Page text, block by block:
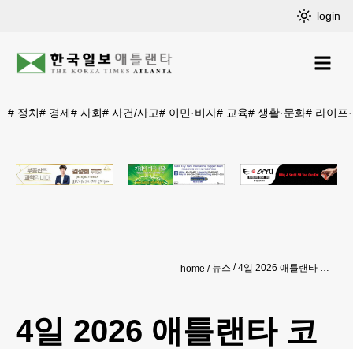
login
# 정치# 경제# 사회# 사건/사고# 이민·비자# 교육# 생활·문화# 라이프
home 뉴스 4일 2026 애틀랜타 코리안 페스티벌 발대식
4일 2026 애틀랜타 코